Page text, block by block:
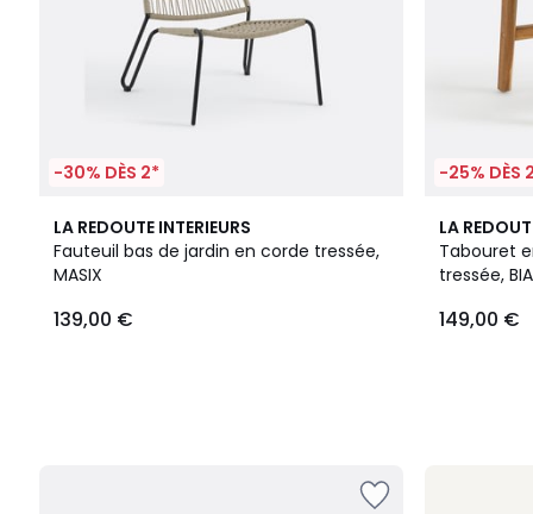
-30% DÈS 2*
LA REDOUTE INTERIEURS
Fauteuil bas de jardin en corde tressée,
MASIX
139,00 €
-25% DÈS
LA
Tabouret
tressée,
149,00 €